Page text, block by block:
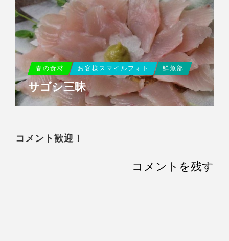
春の食材 お客様スマイルフォト 鮮魚部
サゴシ三昧
コメント歓迎！
コメントを残す